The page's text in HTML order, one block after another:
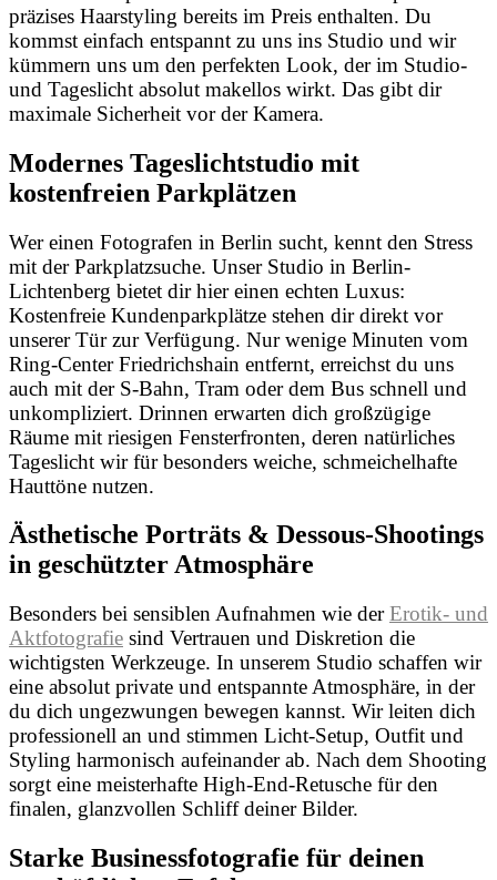
präzises Haarstyling bereits im Preis enthalten. Du
kommst einfach entspannt zu uns ins Studio und wir
kümmern uns um den perfekten Look, der im Studio-
und Tageslicht absolut makellos wirkt. Das gibt dir
maximale Sicherheit vor der Kamera.
Modernes Tageslichtstudio mit
kostenfreien Parkplätzen
Wer einen Fotografen in Berlin sucht, kennt den Stress
mit der Parkplatzsuche. Unser Studio in Berlin-
Lichtenberg bietet dir hier einen echten Luxus:
Kostenfreie Kundenparkplätze stehen dir direkt vor
unserer Tür zur Verfügung. Nur wenige Minuten vom
Ring-Center Friedrichshain entfernt, erreichst du uns
auch mit der S-Bahn, Tram oder dem Bus schnell und
unkompliziert. Drinnen erwarten dich großzügige
Räume mit riesigen Fensterfronten, deren natürliches
Tageslicht wir für besonders weiche, schmeichelhafte
Hauttöne nutzen.
Ästhetische Porträts & Dessous-Shootings
in geschützter Atmosphäre
Besonders bei sensiblen Aufnahmen wie derErotik- und
Aktfotografie sind Vertrauen und Diskretion die
wichtigsten Werkzeuge. In unserem Studio schaffen wir
eine absolut private und entspannte Atmosphäre, in der
du dich ungezwungen bewegen kannst. Wir leiten dich
professionell an und stimmen Licht-Setup, Outfit und
Styling harmonisch aufeinander ab. Nach dem Shooting
sorgt eine meisterhafte High-End-Retusche für den
finalen, glanzvollen Schliff deiner Bilder.
Starke Businessfotografie für deinen